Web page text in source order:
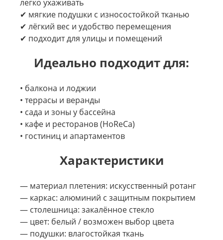
легко ухаживать
✔ мягкие подушки с износостойкой тканью
✔ лёгкий вес и удобство перемещения
✔ подходит для улицы и помещений
Идеально подходит для:
• балкона и лоджии
• террасы и веранды
• сада и зоны у бассейна
• кафе и ресторанов (HoReCa)
• гостиниц и апартаментов
Характеристики
— материал плетения: искусственный ротанг
— каркас: алюминий с защитным покрытием
— столешница: закалённое стекло
— цвет: белый / возможен выбор цвета
— подушки: влагостойкая ткань